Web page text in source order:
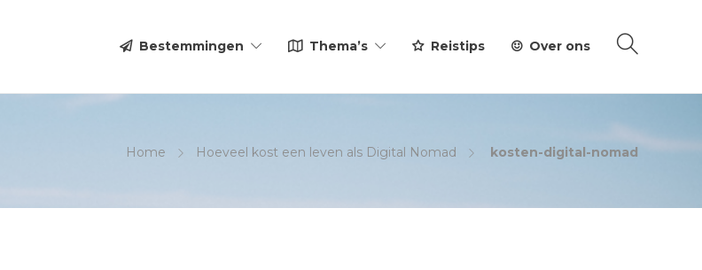
Bestemmingen Thema’s Reistips Over ons
Home Hoeveel kost een leven als Digital Nomad kosten-digital-nomad